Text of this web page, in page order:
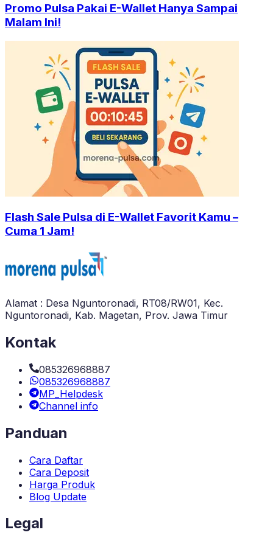
Promo Pulsa Pakai E-Wallet Hanya Sampai
Malam Ini!
Flash Sale Pulsa di E-Wallet Favorit Kamu –
Cuma 1 Jam!
Alamat : Desa Nguntoronadi, RT08/RW01, Kec.
Nguntoronadi, Kab. Magetan, Prov. Jawa Timur
Kontak
085326968887
085326968887
MP_Helpdesk
Channel info
Panduan
Cara Daftar
Cara Deposit
Harga Produk
Blog Update
Legal